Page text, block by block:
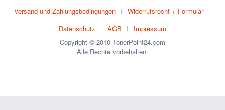
Versand und Zahlungsbedingungen
Widerrufsrecht + Formular
Datenschutz
AGB
Impressum
Copyright © 2010 TonerPoint24.com
Alle Rechte vorbehalten.